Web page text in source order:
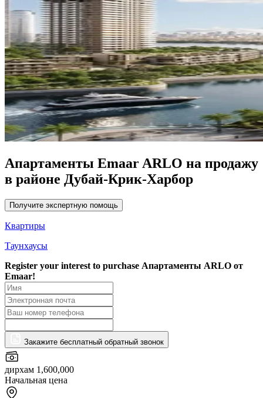
Апартаменты Emaar ARLO на продажу
в районе Дубай-Крик-Харбор
Получите экспертную помощь
Квартиры
Таунхаусы
Register your interest to purchase Апартаменты ARLO от
Emaar!
Закажите бесплатный обратный звонок
дирхам 1,600,000
Начальная цена